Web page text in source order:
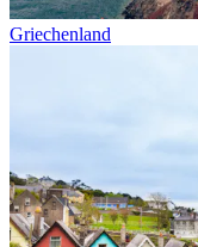
Griechenland